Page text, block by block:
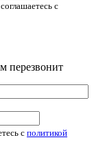
с
перезвонит
с политикой